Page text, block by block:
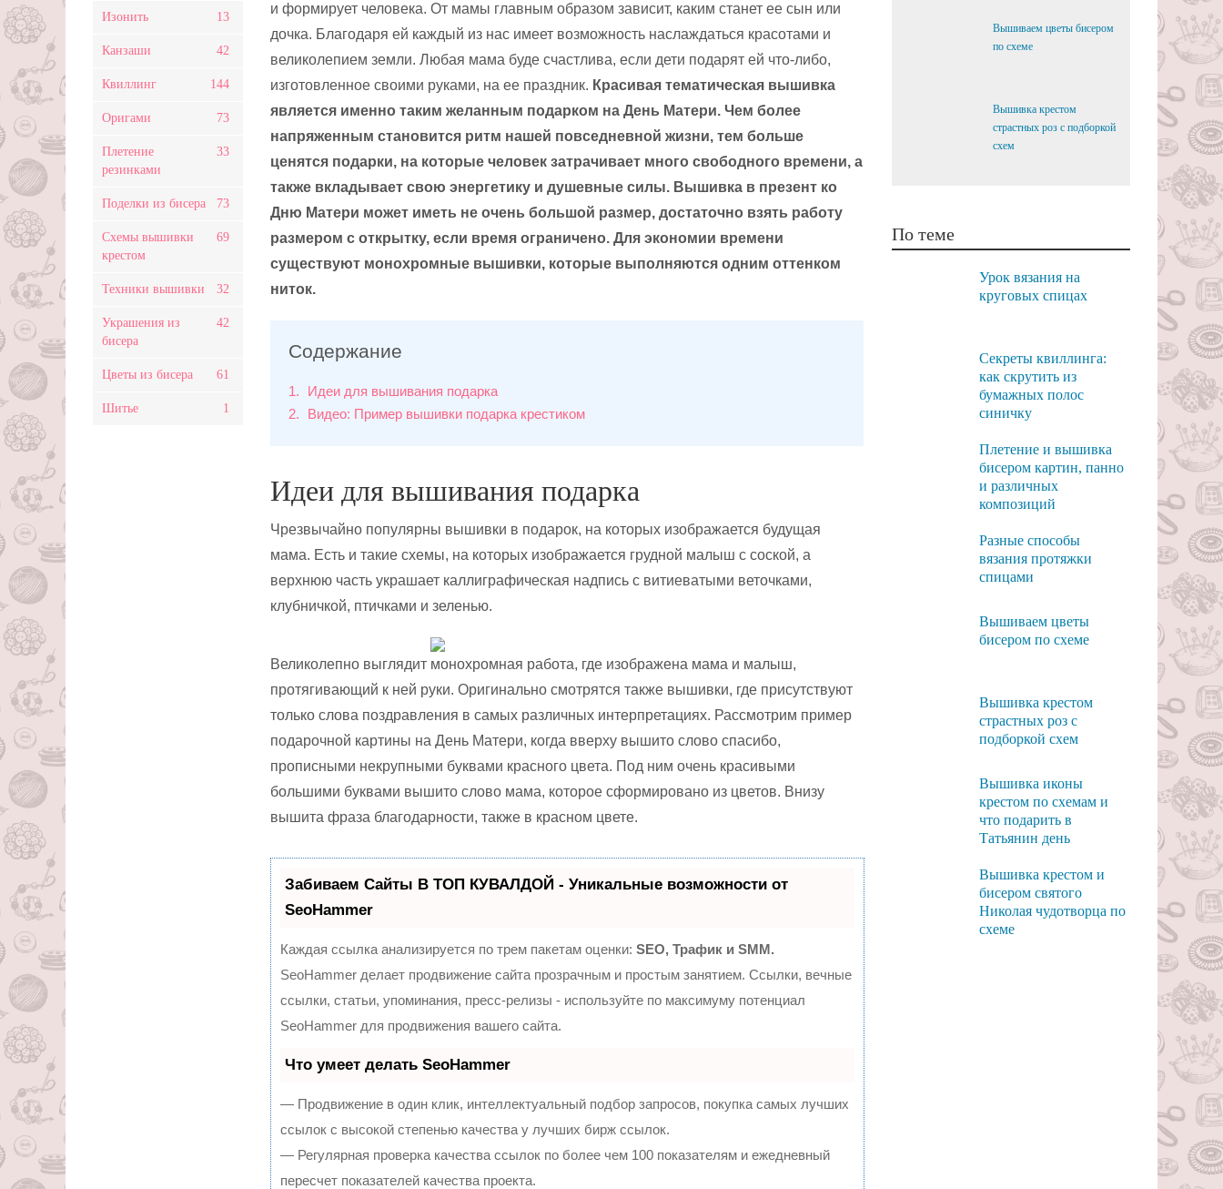
и формирует человека. От мамы главным образом зависит, каким станет ее сын или
дочка. Благодаря ей каждый из нас имеет возможность наслаждаться красотами и
великолепием земли. Любая мама буде счастлива, если дети подарят ей что-либо,
изготовленное своими руками, на ее праздник. Красивая тематическая вышивка
является именно таким желанным подарком на День Матери. Чем более
напряженным становится ритм нашей повседневной жизни, тем больше
ценятся подарки, на которые человек затрачивает много свободного времени, а
также вкладывает свою энергетику и душевные силы. Вышивка в презент ко
Дню Матери может иметь не очень большой размер, достаточно взять работу
размером с открытку, если время ограничено. Для экономии времени
существуют монохромные вышивки, которые выполняются одним оттенком
ниток.
Содержание
1
Идеи для вышивания подарка
2
Видео: Пример вышивки подарка крестиком
Идеи для вышивания подарка
Чрезвычайно популярны вышивки в подарок, на которых изображается будущая
мама. Есть и такие схемы, на которых изображается грудной малыш с соской, а
верхнюю часть украшает каллиграфическая надпись с витиеватыми веточками,
клубничкой, птичками и зеленью.
Великолепно выглядит монохромная работа, где изображена мама и малыш,
протягивающий к ней руки. Оригинально смотрятся также вышивки, где присутствуют
только слова поздравления в самых различных интерпретациях. Рассмотрим пример
подарочной картины на День Матери, когда вверху вышито слово спасибо,
прописными некрупными буквами красного цвета. Под ним очень красивыми
большими буквами вышито слово мама, которое сформировано из цветов. Внизу
вышита фраза благодарности, также в красном цвете.
Забиваем Сайты В ТОП КУВАЛДОЙ - Уникальные возможности от
SeoHammer
Каждая ссылка анализируется по трем пакетам оценки: SEO, Трафик и SMM.
SeoHammer делает продвижение сайта прозрачным и простым занятием. Ссылки, вечные
ссылки, статьи, упоминания, пресс-релизы - используйте по максимуму потенциал
SeoHammer для продвижения вашего сайта.
Что умеет делать SeoHammer
— Продвижение в один клик, интеллектуальный подбор запросов, покупка самых лучших
ссылок с высокой степенью качества у лучших бирж ссылок.
— Регулярная проверка качества ссылок по более чем 100 показателям и ежедневный
пересчет показателей качества проекта.
Вышиваем цветы бисером
по схеме
Вышивка крестом
страстных роз с подборкой
схем
По теме
Урок вязания на
круговых спицах
Секреты квиллинга:
как скрутить из
бумажных полос
синичку
Плетение и вышивка
бисером картин, панно
и различных
композиций
Разные способы
вязания протяжки
спицами
Вышиваем цветы
бисером по схеме
Вышивка крестом
страстных роз с
подборкой схем
Вышивка иконы
крестом по схемам и
что подарить в
Татьянин день
Вышивка крестом и
бисером святого
Николая чудотворца по
схеме
Изонить 13
Канзаши 42
Квиллинг 144
Оригами 73
Плетение
резинками
33
Поделки из бисера 73
Схемы вышивки
крестом
69
Техники вышивки 32
Украшения из
бисера
42
Цветы из бисера 61
Шитье 1